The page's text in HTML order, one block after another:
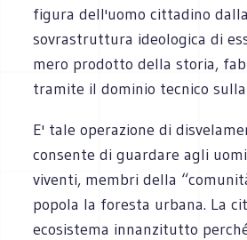
figura dell'uomo cittadino
sovrastruttura ideologica di
mero prodotto della storia,
tramite il dominio tecnico
E' tale operazione di
consente di guardare agli
viventi, membri della
popola la foresta urbana. La
ecosistema innanzitutto